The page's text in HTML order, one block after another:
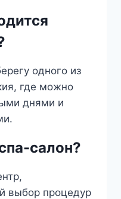
одного из
где можно
днями и
салон?
выбор процедур